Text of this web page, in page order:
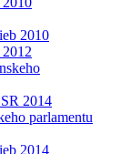
2010
2014
parlamentu
2014